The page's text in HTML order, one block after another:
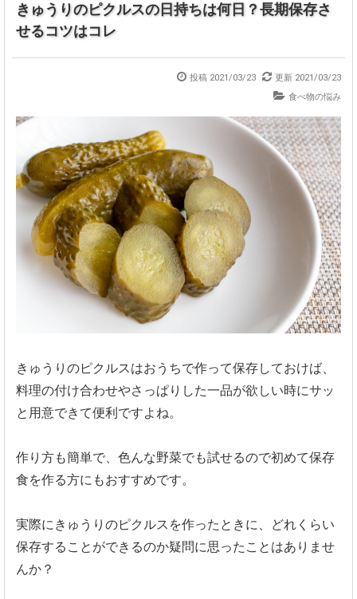
きゅうりのピクルスの日持ちは何日？長期保存さ
せるコツはコレ
投稿 2021/03/23
更新 2021/03/23
食べ物の悩み
きゅうりのピクルスはおうちで作って保存しておけば、
料理の付け合わせやさっぱりした一品が欲しい時にサッ
と用意できて便利ですよね。
作り方も簡単で、色んな野菜でも試せるので初めて保存
食を作る方にもおすすめです。
実際にきゅうりのピクルスを作ったときに、どれくらい
保存することができるのか疑問に思ったことはありませ
んか？